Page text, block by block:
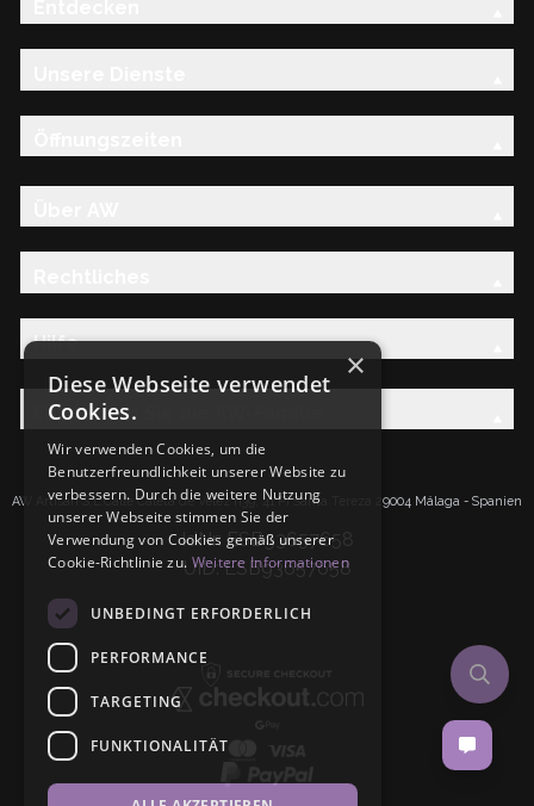
Hilfe
Entdecken Sie die AW-Familie
AW Artisan S.L.Calle Caleta de Velez n39, 41 PI Santa Tereza 29004 Málaga - Spanien
IdNr: ESB93657658
UID: ESB93657658
×
Diese Webseite verwendet
Cookies.
Wir verwenden Cookies, um die
Benutzerfreundlichkeit unserer Website zu
verbessern. Durch die weitere Nutzung
unserer Webseite stimmen Sie der
Verwendung von Cookies gemäß unserer
Cookie-Richtlinie zu. Weitere Informationen
UNBEDINGT ERFORDERLICH
PERFORMANCE
TARGETING
FUNKTIONALITÄT